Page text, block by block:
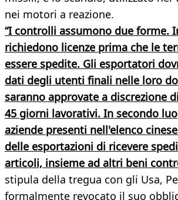
nei motori a reazione.
“I controlli assumono due forme.
richiedono licenze prima che le
essere spedite. Gli esportatori
dati degli utenti finali nelle loro
saranno approvate a discrezione
45 giorni lavorativi. In secondo
aziende presenti nell'elenco
delle esportazioni di ricevere
articoli, insieme ad altri beni
stipula della tregua con gli Usa,
formalmente revocato il suo